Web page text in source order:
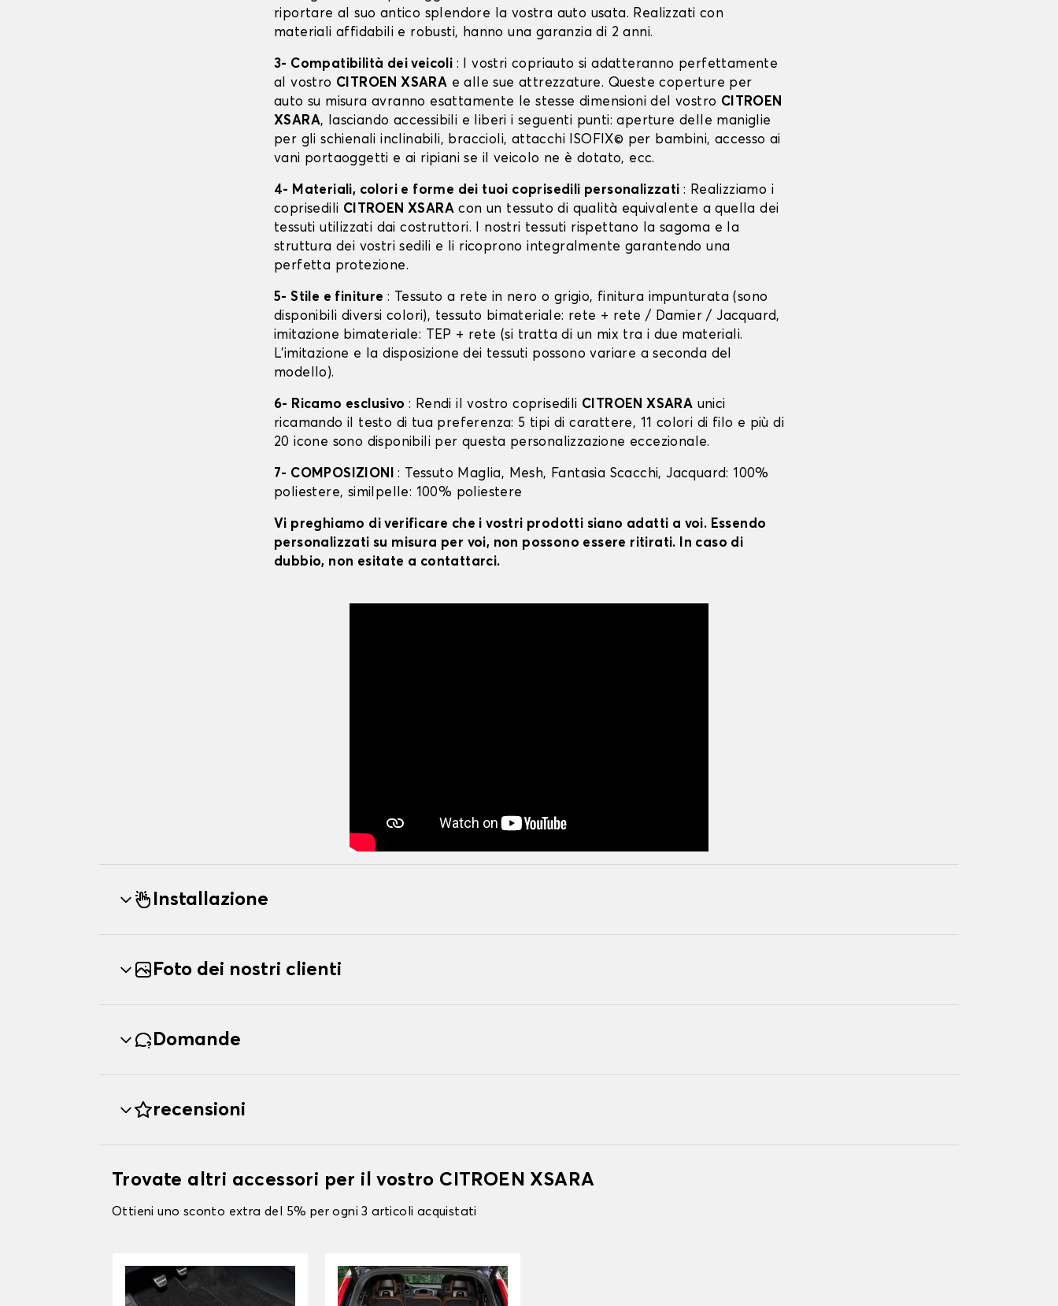
riportare al suo antico splendore la vostra auto usata. Realizzati con
materiali affidabili e robusti, hanno una garanzia di 2 anni.
3- Compatibilità dei veicoli : I vostri copriauto si adatteranno perfettamente
al vostro CITROEN XSARA e alle sue attrezzature. Queste coperture per
auto su misura avranno esattamente le stesse dimensioni del vostro CITROEN
XSARA, lasciando accessibili e liberi i seguenti punti: aperture delle maniglie
per gli schienali inclinabili, braccioli, attacchi ISOFIX© per bambini, accesso ai
vani portaoggetti e ai ripiani se il veicolo ne è dotato, ecc.
4- Materiali, colori e forme dei tuoi coprisedili personalizzati : Realizziamo i
coprisedili CITROEN XSARA con un tessuto di qualità equivalente a quella dei
tessuti utilizzati dai costruttori. I nostri tessuti rispettano la sagoma e la
struttura dei vostri sedili e li ricoprono integralmente garantendo una
perfetta protezione.
5- Stile e finiture : Tessuto a rete in nero o grigio, finitura impunturata (sono
disponibili diversi colori), tessuto bimateriale: rete + rete / Damier / Jacquard,
imitazione bimateriale: TEP + rete (si tratta di un mix tra i due materiali.
L'imitazione e la disposizione dei tessuti possono variare a seconda del
modello).
6- Ricamo esclusivo : Rendi il vostro coprisedili CITROEN XSARA unici
ricamando il testo di tua preferenza: 5 tipi di carattere, 11 colori di filo e più di
20 icone sono disponibili per questa personalizzazione eccezionale.
7- COMPOSIZIONI: Tessuto Maglia, Mesh, Fantasia Scacchi, Jacquard: 100%
poliestere, similpelle: 100% poliestere
Vi preghiamo di verificare che i vostri prodotti siano adatti a voi. Essendo
personalizzati su misura per voi, non possono essere ritirati. In caso di
dubbio, non esitate a contattarci.
Installazione
Foto dei nostri clienti
Domande
recensioni
Trovate altri accessori per il vostro CITROEN XSARA
Ottieni uno sconto extra del 5% per ogni 3 articoli acquistati